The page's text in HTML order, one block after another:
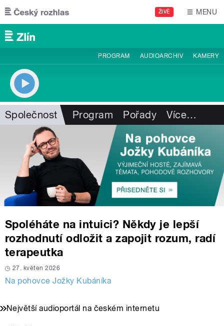
Přejít k hlavnímu obsahu
ŽIVĚ MENU
PROGRAM AUDIOARCHIV KAMERY
Společnost Program Pořady Více…
Spoléháte na intuici? Někdy je lepší
rozhodnutí odložit a zapojit rozum, radí
terapeutka
27. květen 2026
Na pohovce Jožky Kubáníka
Největší audioportál na českém internetu